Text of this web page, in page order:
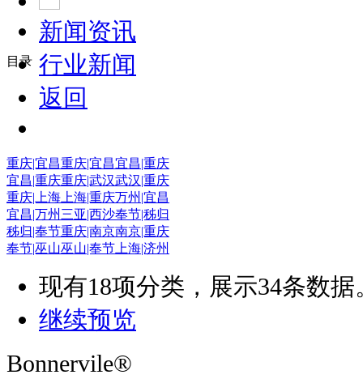
目录
新闻资讯
行业新闻
返回
重庆|宜昌重庆|宜昌宜昌|重庆
宜昌|重庆重庆|武汉武汉|重庆
重庆|上海 上海|重庆万州|宜昌
宜昌|万州 三亚|西沙奉节|秭归
秭归|奉节重庆|南京南京|重庆
奉节|巫山巫山|奉节 上海|济州
现有18项分类，展示34条数据
继续预览
Bonnervile®